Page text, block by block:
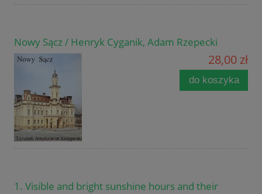
Nowy Sącz / Henryk Cyganik, Adam Rzepecki
28,00 zł
do koszyka
1. Visible and bright sunshine hours and their